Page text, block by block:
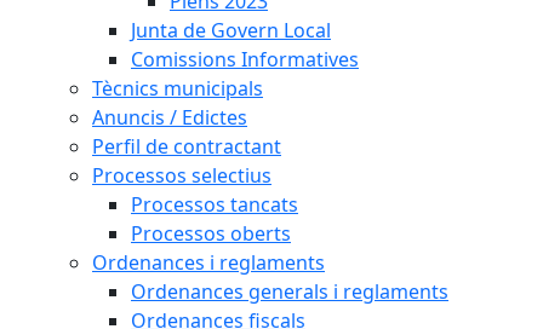
Junta de Govern Local
Comissions Informatives
Tècnics municipals
Anuncis / Edictes
Perfil de contractant
Processos selectius
Processos tancats
Processos oberts
Ordenances i reglaments
Ordenances generals i reglaments
Ordenances fiscals